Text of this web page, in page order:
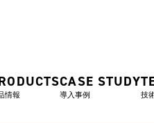
情報
CASE STUDY
導入事例 技